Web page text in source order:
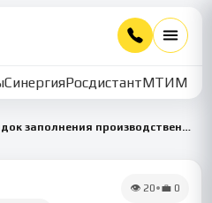
СинергияРосдистантМТИММУ
Порядок заполнения производственного рапорта в молочном цехе
👁 20•💼 0